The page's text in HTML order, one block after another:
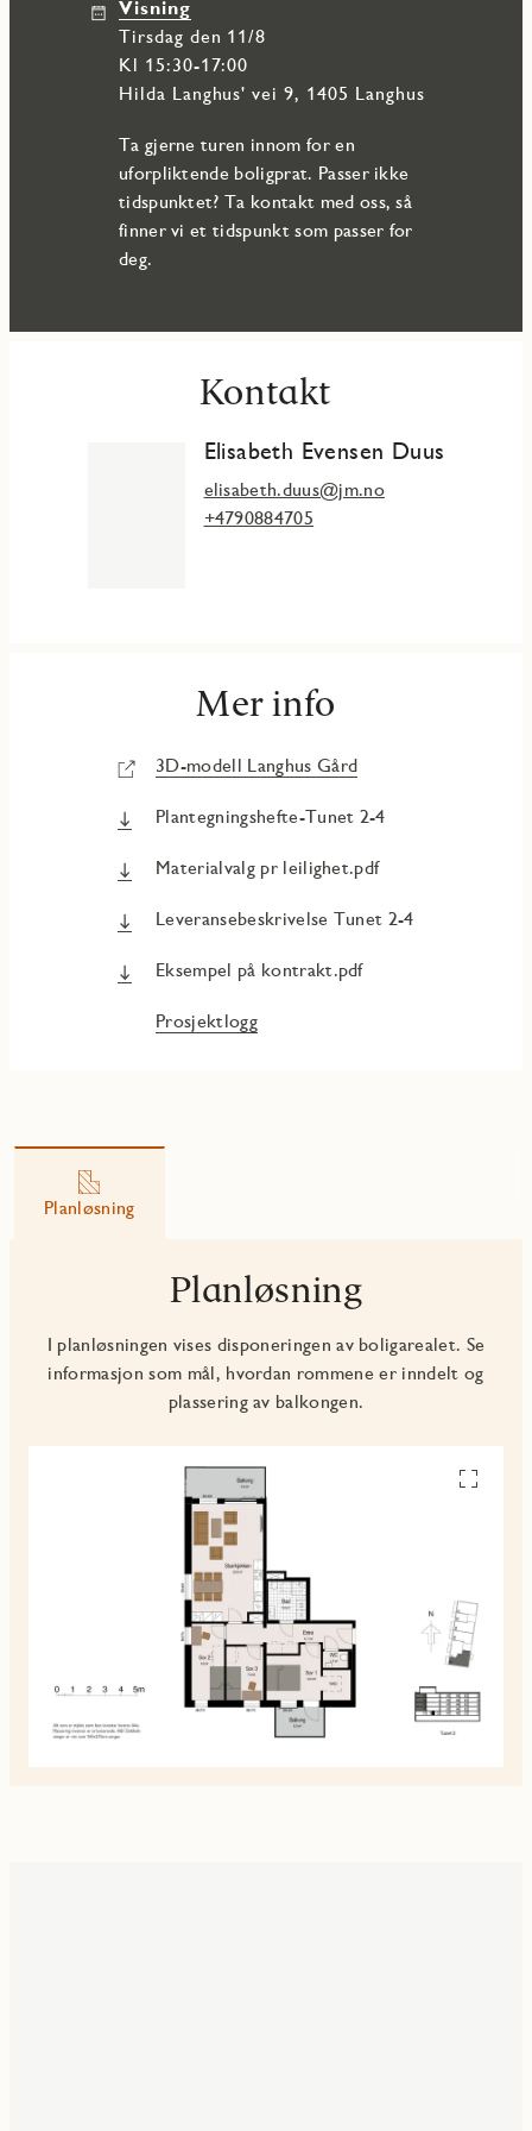
Visning
tirsdag den 11/8
Kl 15:30-17:00
Hilda Langhus' vei 9, 1405 Langhus
Ta gjerne turen innom for en
uforpliktende boligprat. Passer ikke
tidspunktet? Ta kontakt med oss, så
finner vi et tidspunkt som passer for
deg.
Kontakt
Elisabeth Evensen Duus
elisabeth.duus@jm.no
+4790884705
Mer info
3D-modell Langhus Gård
Plantegningshefte-Tunet 2-4
Materialvalg pr leilighet.pdf
Leveransebeskrivelse Tunet 2-4
Eksempel på kontrakt.pdf
Prosjektlogg
Planløsning
Planløsning
I planløsningen vises disponeringen av boligarealet. Se
informasjon som mål, hvordan rommene er inndelt og
plassering av balkongen.
Se